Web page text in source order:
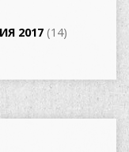
2017 (14)